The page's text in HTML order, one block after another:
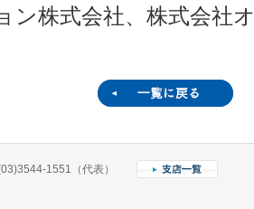
ン株式会社、株式会社
1551（代表）